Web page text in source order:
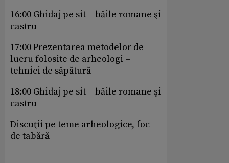
16:00 Ghidaj pe sit – băile romane şi
castru
17:00 Prezentarea metodelor de
lucru folosite de arheologi –
tehnici de săpătură
18:00 Ghidaj pe sit – băile romane şi
castru
Discuţii pe teme arheologice, foc
de tabără